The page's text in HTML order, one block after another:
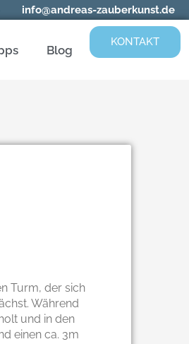
info@andreas-zauberkunst.de
Blog
KONTAKT
Turm, der sich
Während
und in den
einen ca. 3m